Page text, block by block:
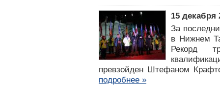
15 декабря
За
в Нижнем
Рекорд
превзойден Штефаном
подробнее »